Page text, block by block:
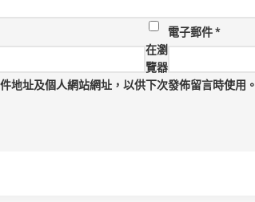
電子郵件*
在瀏
覽器
地址及個人網站網址，以供下次發佈留言時使用。